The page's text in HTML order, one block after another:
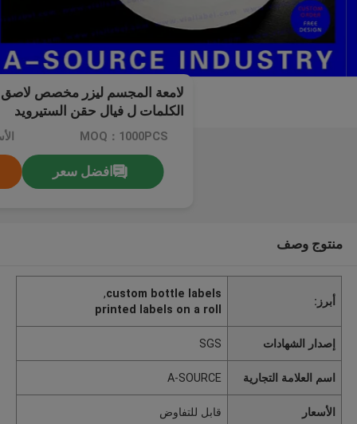
لامعة المجسم ليزر مخصص لاصق
الكلمات ل فيال حقن الستيرويد
MOQ：1000PCS
افضل سعر
منتوج وصف
أبرز:
custom bottle labels
,
printed labels on a roll
إصدار الشهادات SGS
اسم العلامة التجارية A-SOURCE
الأسعار قابل للتفاوض